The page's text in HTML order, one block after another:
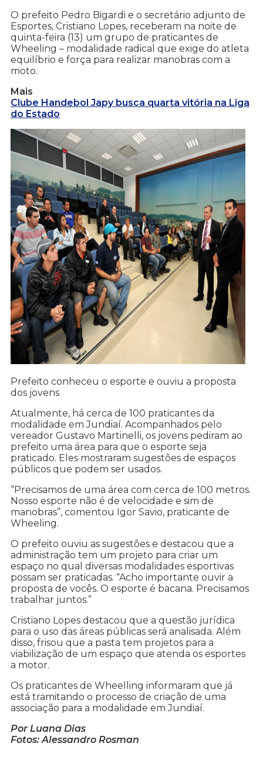
O prefeito Pedro Bigardi e o secretário adjunto de
Esportes, Cristiano Lopes, receberam na noite de
quinta-feira (13) um grupo de praticantes de
Wheeling – modalidade radical que exige do atleta
equilíbrio e força para realizar manobras com a
moto.
Mais
Clube Handebol Japy busca quarta vitória na Liga
do Estado
Prefeito conheceu o esporte e ouviu a proposta
dos jovens
Atualmente, há cerca de 100 praticantes da
modalidade em Jundiaí. Acompanhados pelo
vereador Gustavo Martinelli, os jovens pediram ao
prefeito uma área para que o esporte seja
praticado. Eles mostraram sugestões de espaços
públicos que podem ser usados.
“Precisamos de uma área com cerca de 100 metros.
Nosso esporte não é de velocidade e sim de
manobras”, comentou Igor Savio, praticante de
Wheeling.
O prefeito ouviu as sugestões e destacou que a
administração tem um projeto para criar um
espaço no qual diversas modalidades esportivas
possam ser praticadas. “Acho importante ouvir a
proposta de vocês. O esporte é bacana. Precisamos
trabalhar juntos.”
Cristiano Lopes destacou que a questão jurídica
para o uso das áreas públicas será analisada. Além
disso, frisou que a pasta tem projetos para a
viabilização de um espaço que atenda os esportes
a motor.
Os praticantes de Wheelling informaram que já
está tramitando o processo de criação de uma
associação para a modalidade em Jundiaí.
Por Luana Dias
Fotos: Alessandro Rosman